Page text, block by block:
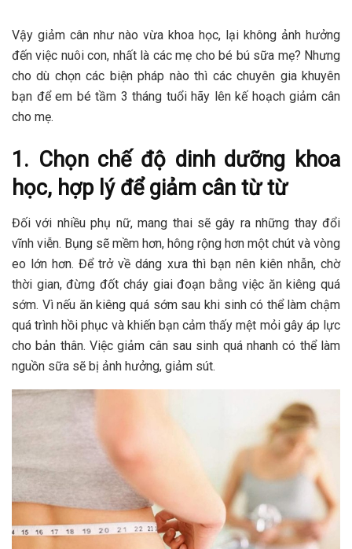
Vậy giảm cân như nào vừa khoa học, lại không ảnh hưởng
đến việc nuôi con, nhất là các mẹ cho bé bú sữa mẹ? Nhưng
cho dù chọn các biện pháp nào thì các chuyên gia khuyên
bạn để em bé tầm 3 tháng tuổi hãy lên kế hoạch giảm cân
cho mẹ.
1. Chọn chế độ dinh dưỡng khoa
học, hợp lý để giảm cân từ từ
Đối với nhiều phụ nữ, mang thai sẽ gây ra những thay đổi
vĩnh viễn. Bụng sẽ mềm hơn, hông rộng hơn một chút và vòng
eo lớn hơn. Để trở về dáng xưa thì bạn nên kiên nhẫn, chờ
thời gian, đừng đốt cháy giai đoạn bằng việc ăn kiêng quá
sớm. Vì nếu ăn kiêng quá sớm sau khi sinh có thể làm chậm
quá trình hồi phục và khiến bạn cảm thấy mệt mỏi gây áp lực
cho bản thân. Việc giảm cân sau sinh quá nhanh có thể làm
nguồn sữa sẽ bị ảnh hưởng, giảm sút.